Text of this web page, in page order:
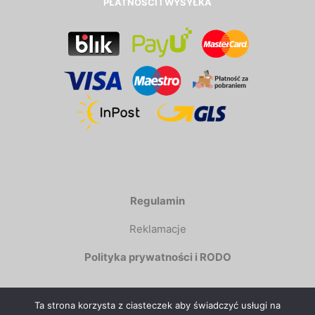
PŁATNOŚCI I WYSYŁKA
Regulamin
Reklamacje
Polityka prywatności i RODO
Ta strona korzysta z ciasteczek aby świadczyć usługi na